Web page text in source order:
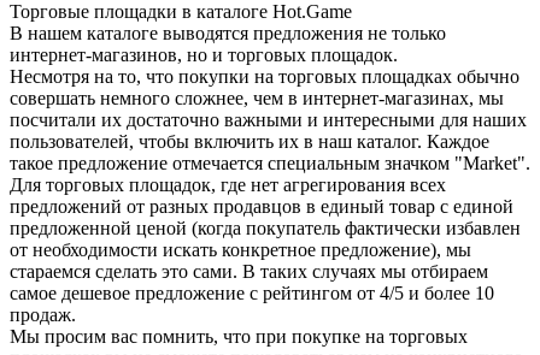
Торговые площадки в каталоге Hot.Game
В нашем каталоге выводятся предложения не только
интернет-магазинов, но и торговых площадок.
Несмотря на то, что покупки на торговых площадках обычно
совершать немного сложнее, чем в интернет-магазинах, мы
посчитали их достаточно важными и интересными для наших
пользователей, чтобы включить их в наш каталог. Каждое
такое предложение отмечается специальным значком "Market".
Для торговых площадок, где нет агрегирования всех
предложений от разных продавцов в единый товар с единой
предложенной ценой (когда покупатель фактически избавлен
от необходимости искать конкретное предложение), мы
стараемся сделать это сами. В таких случаях мы отбираем
самое дешевое предложение с рейтингом от 4/5 и более 10
продаж.
Мы просим вас помнить, что при покупке на торговых